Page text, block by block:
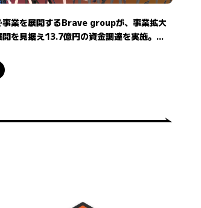
事業を展開するBrave groupが、事業拡大
を見据え13.7億円の資金調達を実施。...